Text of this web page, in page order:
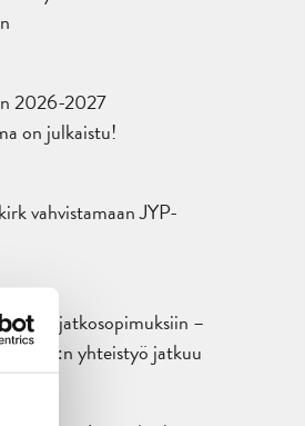
2026-2027
on julkaistu!
vahvistamaan JYP-
Liljamo jatkosopimuksiin –
HT:n yhteistyö jatkuu